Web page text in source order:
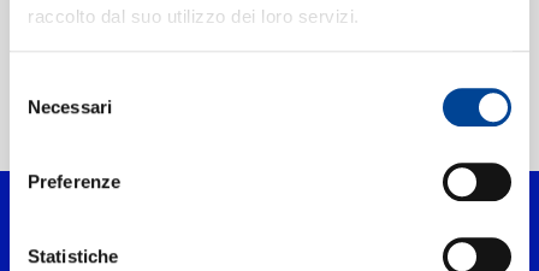
raccolto dal suo utilizzo dei loro servizi.
delNecessari
Preferenze
Statistiche
Rias Symphony Orchestra And Chorus,Berlin